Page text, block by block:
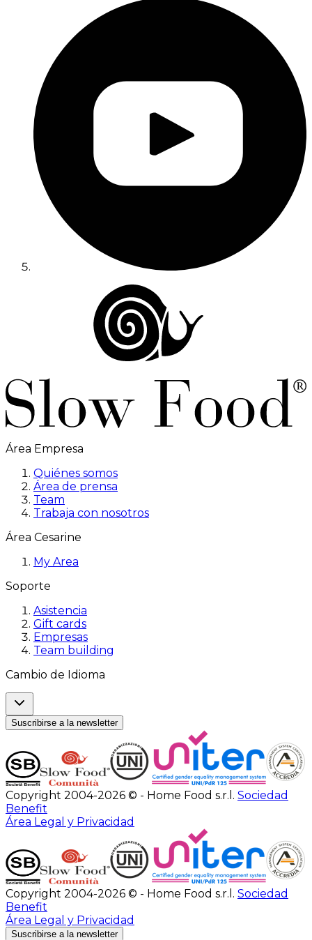
Área Empresa
Quiénes somos
Área de prensa
Team
Trabaja con nosotros
Área Cesarine
My Area
Soporte
Asistencia
Gift cards
Empresas
Team building
Cambio de Idioma
Suscribirse a la newsletter
Copyright 2004-2026 © - Home Food s.r.l. Sociedad
Benefit
Área Legal y Privacidad
Copyright 2004-2026 © - Home Food s.r.l. Sociedad
Benefit
Área Legal y Privacidad
Suscribirse a la newsletter